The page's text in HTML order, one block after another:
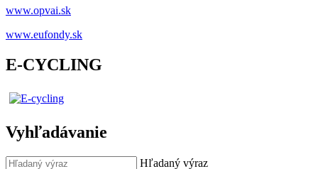
www.opvai.sk
www.eufondy.sk
E-CYCLING
Vyhľadávanie
Hľadaný výraz